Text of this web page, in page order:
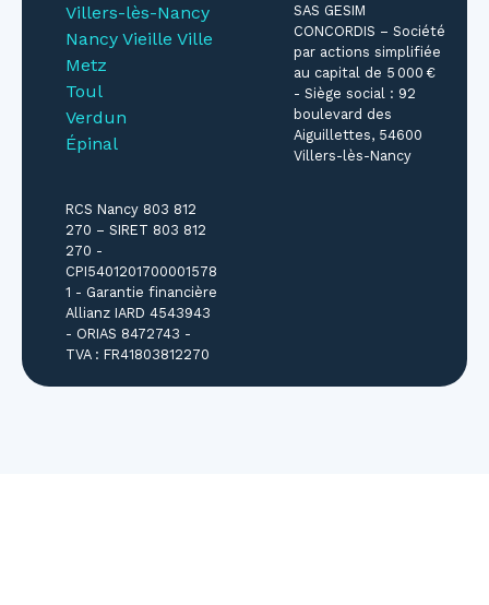
Villers-lès-Nancy
Nancy Vieille Ville
Metz
Toul
Verdun
Épinal
SAS GESIM
CONCORDIS – Société
par actions simplifiée
au capital de 5 000 €
- Siège social : 92
boulevard des
Aiguillettes, 54600
Villers-lès-Nancy
RCS Nancy 803 812
270 – SIRET 803 812
270 -
CPI5401201700001578
1 - Garantie financière
Allianz IARD 4543943
- ORIAS 8472743 -
TVA : FR41803812270